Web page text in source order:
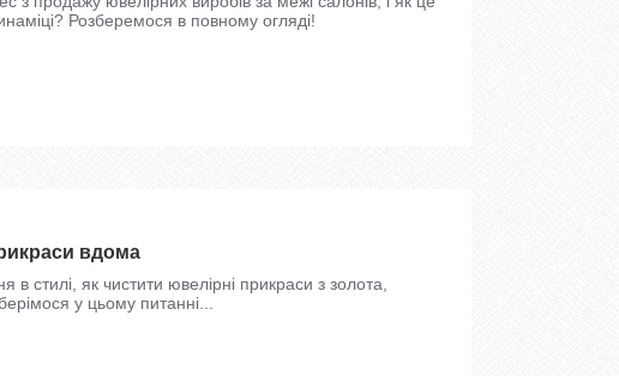
Розберемося в повному огляді!
вдома
в стилі, як чистити ювелірні прикраси з золота,
у цьому питанні...